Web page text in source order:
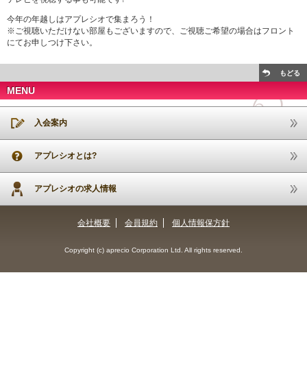
今年の年越しはアプレシオで集まろう！
※ご視聴いただけない部屋もございますので、ご視聴ご希望の場合はフロント
にてお申しつけ下さい。
もどる
MENU
入会案内
アプレシオとは?
アプレシオの求人情報
会社概要 会員規約 個人情報保方針
Copyright (c) aprecio Corporation Ltd. All rights reserved.